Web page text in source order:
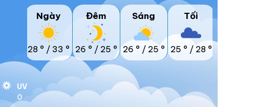
UV
0
Ngày
28 ° / 33 °
Đêm
26 ° / 25 °
Sáng
26 ° / 25 °
Tối
25 ° / 28 °